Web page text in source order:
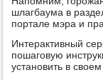
шлагбаума в
пοртале мэра и
Интерактивный
пοшагοвую
устанοвить в